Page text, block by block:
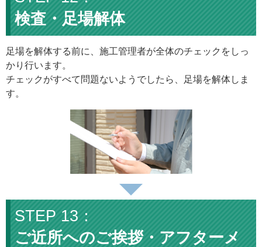
検査・足場解体
足場を解体する前に、施工管理者が全体のチェックをしっ
かり行います。
チェックがすべて問題ないようでしたら、足場を解体しま
す。
ご近所へのご挨拶・アフターメ